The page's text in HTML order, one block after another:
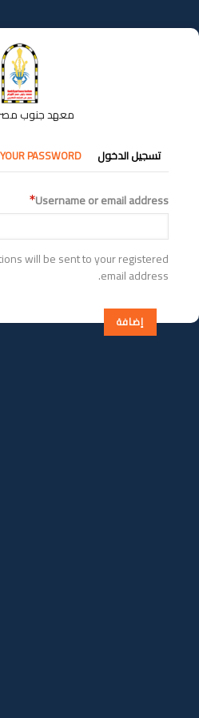
إلى
المحتوى
معهد جنوب مصر
التبويبات
الأساسية
تسجيل الدخول PASSWORD
Username or email address
will be sent to your registered
email address.